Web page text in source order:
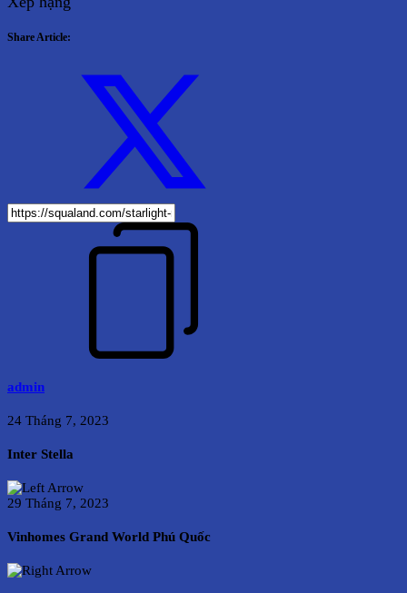
Share Article:
admin
24 Tháng 7, 2023
Inter Stella
29 Tháng 7, 2023
Vinhomes Grand World Phú Quốc